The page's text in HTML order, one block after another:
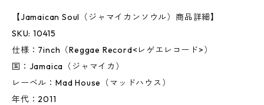
【Jamaican Soul（ジャマイカンソウル）商品詳細】
SKU: 10415
仕様：7inch（Reggae Record<レゲエレコード>）
国：Jamaica（ジャマイカ）
レーベル：Mad House（マッドハウス）
年代：2011